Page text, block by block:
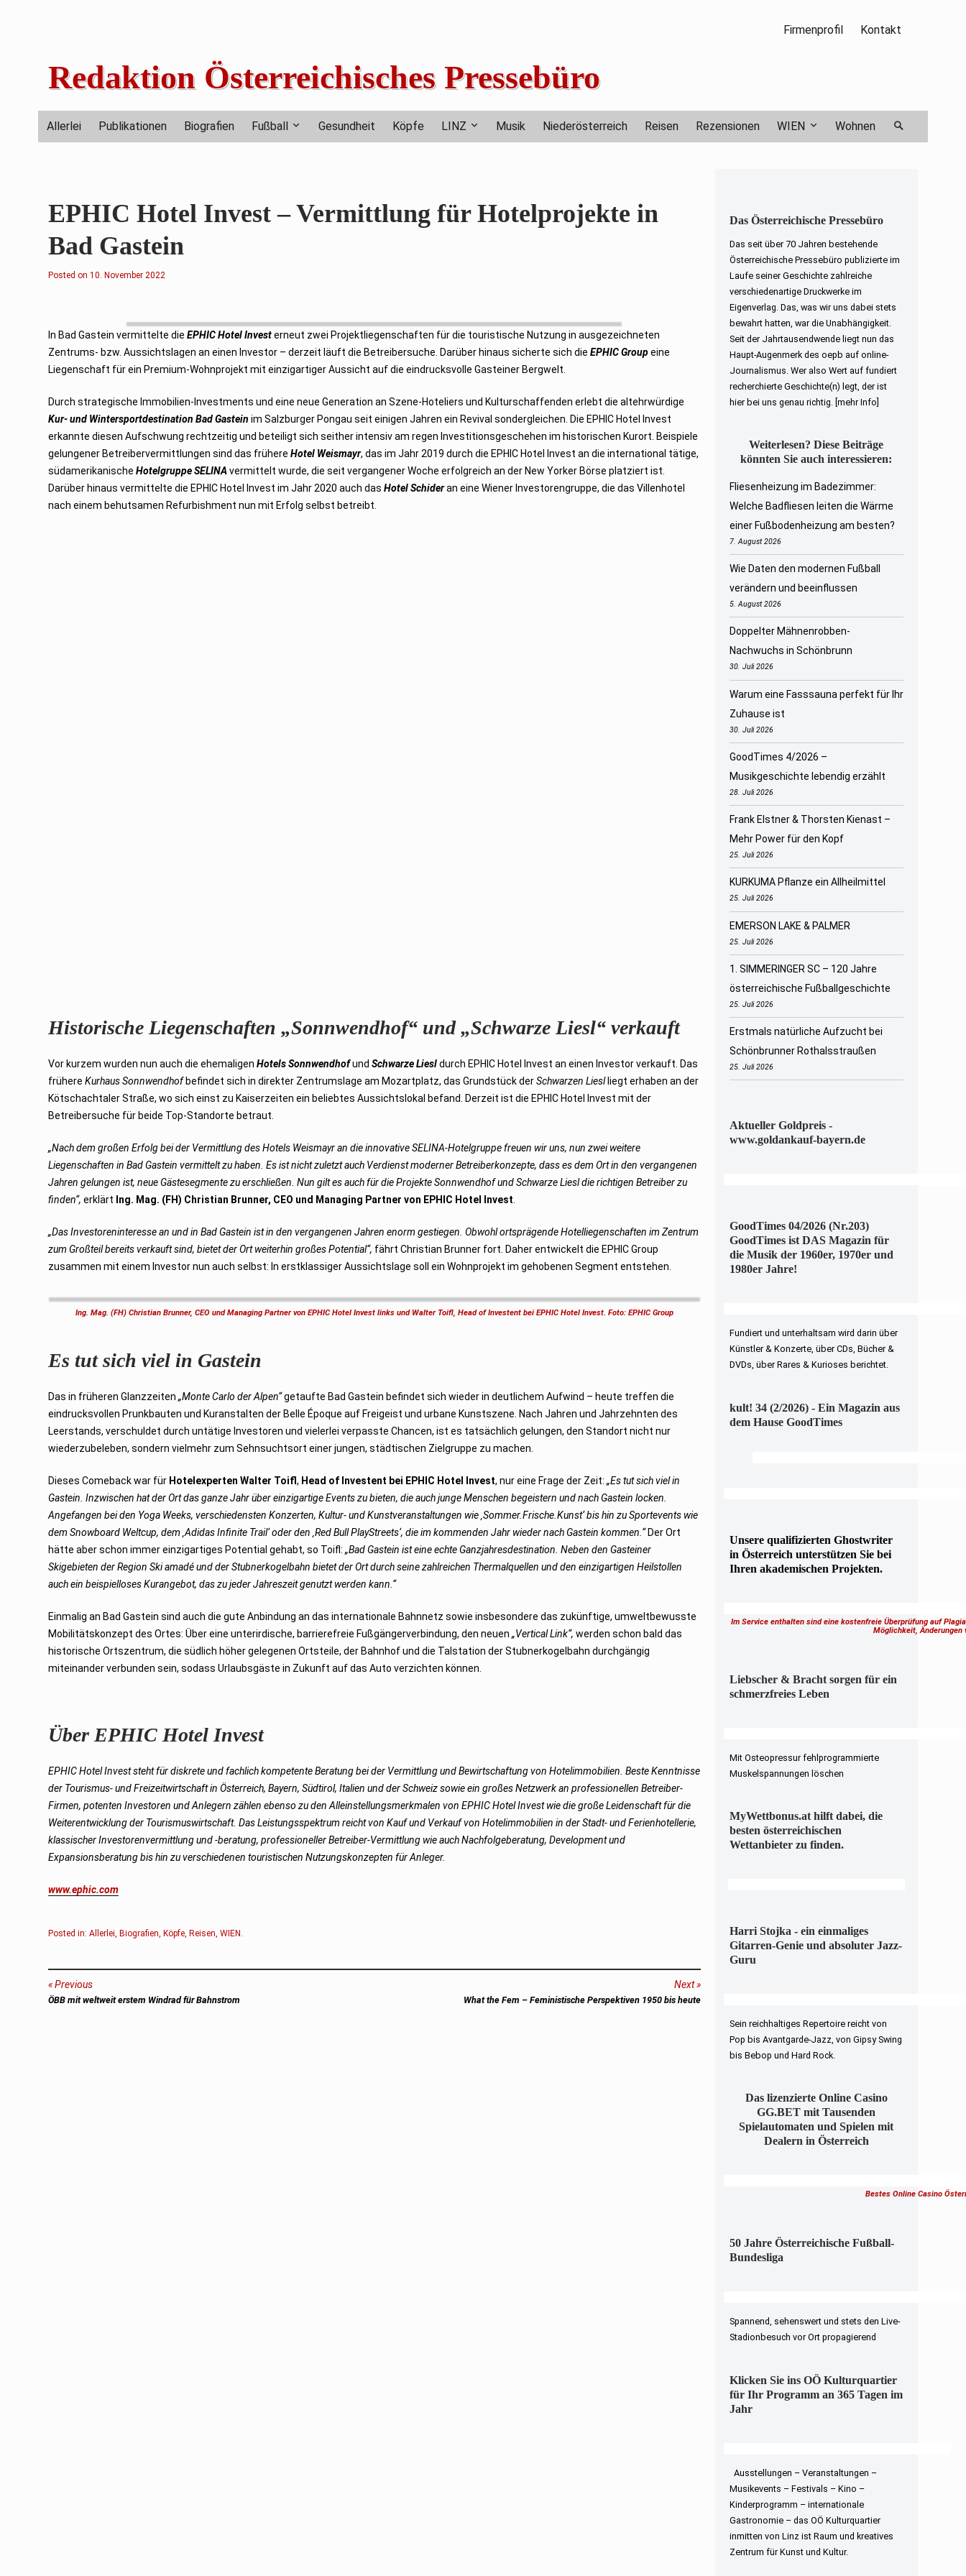
Firmenprofil Kontakt
Redaktion Österreichisches Pressebüro
Allerlei Publikationen Biografien Fußball Gesundheit Köpfe LINZ Musik Niederösterreich Reisen Rezensionen WIEN Wohnen
EPHIC Hotel Invest – Vermittlung für Hotelprojekte in
Bad Gastein
Posted on1
e
m
b
e
r
2
10. November 2022
In Bad Gastein vermittelte dieEPHIC Hotel Investerneut zwei Projektliegenschaften für die touristische Nutzung in ausgezeichneten
Zentrums- bzw. Aussichtslagen an einen Investor – derzeit läuft die Betreibersuche. Darüber hinaus sicherte sich dieEPHIC Groupeine
Liegenschaft für ein Premium-Wohnprojekt mit einzigartiger Aussicht auf die eindrucksvolle Gasteiner Bergwelt.
Durch strategische Immobilien-Investments und eine neue Generation an Szene-Hoteliers und Kulturschaffenden erlebt die altehrwürdige
Kur- und Wintersportdestination Bad Gastein im Salzburger Pongau seit einigen Jahren ein Revival sondergleichen. Die EPHIC Hotel Invest
erkannte diesen Aufschwung rechtzeitig und beteiligt sich seither intensiv am regen Investitionsgeschehen im historischen Kurort. Beispiele
gelungener Betreibervermittlungen sind das frühereHotel Weismayr, das im Jahr 2019 durch die EPHIC Hotel Invest an die international tätige,
südamerikanischeHotelgruppe SELINAvermittelt wurde, die seit vergangener Woche erfolgreich an der New Yorker Börse platziert ist.
Darüber hinaus vermittelte die EPHIC Hotel Invest im Jahr 2020 auch dasHotel Schideran eine Wiener Investorengruppe, die das Villenhotel
nach einem behutsamen Refurbishment nun mit Erfolg selbst betreibt.
Historische Liegenschaften „Sonnwendhof“ und „Schwarze Liesl“ verkauft
Vor kurzem wurden nun auch die ehemaligenHotels SonnwendhofundSchwarze Liesldurch EPHIC Hotel Invest an einen Investor verkauft. Das
frühereKurhaus Sonnwendhofbefindet sich in direkter Zentrumslage am Mozartplatz, das Grundstück derSchwarzen Lieslliegt erhaben an der
Kötschachtaler Straße, wo sich einst zu Kaiserzeiten ein beliebtes Aussichtslokal befand. Derzeit ist die EPHIC Hotel Invest mit der
Betreibersuche für beide Top-Standorte betraut.
„Nach dem großen Erfolg bei der Vermittlung des Hotels Weismayr an die innovative SELINA-Hotelgruppe freuen wir uns, nun zwei weitere
Liegenschaften in Bad Gastein vermittelt zu haben. Es ist nicht zuletzt auch Verdienst moderner Betreiberkonzepte, dass es dem Ort in den vergangenen
Jahren gelungen ist, neue Gästesegmente zu erschließen. Nun gilt es auch für die Projekte Sonnwendhof und Schwarze Liesl die richtigen Betreiber zu
finden“, erklärt Ing. Mag. (FH) Christian Brunner, CEO und Managing Partner von EPHIC Hotel Invest.
„Das Investoreninteresse an und in Bad Gastein ist in den vergangenen Jahren enorm gestiegen. Obwohl ortsprägende Hotelliegenschaften im Zentrum
zum Großteil bereits verkauft sind, bietet der Ort weiterhin großes Potential“, fährt Christian Brunner fort. Daher entwickelt die EPHIC Group
zusammen mit einem Investor nun auch selbst: In erstklassiger Aussichtslage soll ein Wohnprojekt im gehobenen Segment entstehen.
Ing. Mag. (FH) Christian Brunner, CEO und Managing Partner von EPHIC Hotel Invest links und Walter Toifl, Head of Investent bei EPHIC Hotel Invest. Foto: EPHIC Group
Es tut sich viel in Gastein
Das in früheren Glanzzeiten„Monte Carlo der Alpen“getaufte Bad Gastein befindet sich wieder in deutlichem Aufwind – heute treffen die
eindrucksvollen Prunkbauten und Kuranstalten der Belle Époque auf Freigeist und urbane Kunstszene. Nach Jahren und Jahrzehnten des
Leerstands, verschuldet durch untätige Investoren und vielerlei verpasste Chancen, ist es tatsächlich gelungen, den Standort nicht nur
wiederzubeleben, sondern vielmehr zum Sehnsuchtsort einer jungen, städtischen Zielgruppe zu machen.
Dieses Comeback war für Hotelexperten Walter Toifl, Head of Investent bei EPHIC Hotel Invest, nur eine Frage der Zeit:„Es tut sich viel in
Gastein. Inzwischen hat der Ort das ganze Jahr über einzigartige Events zu bieten, die auch junge Menschen begeistern und nach Gastein locken.
Angefangen bei den Yoga Weeks, verschiedensten Konzerten, Kultur- und Kunstveranstaltungen wie ‚Sommer.Frische.Kunst‘ bis hin zu Sportevents wie
dem Snowboard Weltcup, dem ‚Adidas Infinite Trail‘ oder den ‚Red Bull PlayStreets‘, die im kommenden Jahr wieder nach Gastein kommen.“Der Ort
hätte aber schon immer einzigartiges Potential gehabt, so Toifl:„Bad Gastein ist eine echte Ganzjahresdestination. Neben den Gasteiner
Skigebieten der Region Ski amadé und der Stubnerkogelbahn bietet der Ort durch seine zahlreichen Thermalquellen und den einzigartigen Heilstollen
auch ein beispielloses Kurangebot, das zu jeder Jahreszeit genutzt werden kann.“
Einmalig an Bad Gastein sind auch die gute Anbindung an das internationale Bahnnetz sowie insbesondere das zukünftige, umweltbewusste
Mobilitätskonzept des Ortes: Über eine unterirdische, barrierefreie Fußgängerverbindung, den neuen„Vertical Link“, werden schon bald das
historische Ortszentrum, die südlich höher gelegenen Ortsteile, der Bahnhof und die Talstation der Stubnerkogelbahn durchgängig
miteinander verbunden sein, sodass Urlaubsgäste in Zukunft auf das Auto verzichten können.
Über EPHIC Hotel Invest
EPHIC Hotel Invest steht für diskrete und fachlich kompetente Beratung bei der Vermittlung und Bewirtschaftung von Hotelimmobilien. Beste Kenntnisse
der Tourismus- und Freizeitwirtschaft in Österreich, Bayern, Südtirol, Italien und der Schweiz sowie ein großes Netzwerk an professionellen Betreiber-
Firmen, potenten Investoren und Anlegern zählen ebenso zu den Alleinstellungsmerkmalen von EPHIC Hotel Invest wie die große Leidenschaft für die
Weiterentwicklung der Tourismuswirtschaft. Das Leistungsspektrum reicht von Kauf und Verkauf von Hotelimmobilien in der Stadt- und Ferienhotellerie,
klassischer Investorenvermittlung und -beratung, professioneller Betreiber-Vermittlung wie auch Nachfolgeberatung, Development und
Expansionsberatung bis hin zu verschiedenen touristischen Nutzungskonzepten für Anleger.
www.ephic.com
Posted in:Allerlei, Biografien, Köpfe, Reisen,WIEN .
Beitragsnavigation
Previous
Previous
ÖBB mit weltweit erstem Windrad für Bahnstrom
Next
Next
What the Fem – Feministische Perspektiven 1950 bis heute
Das Österreichische Pressebüro
Das seit über 70 Jahren bestehende
Österreichische Pressebüro publizierte im
Laufe seiner Geschichte zahlreiche
verschiedenartige Druckwerke im
Eigenverlag. Das, was wir uns dabei stets
bewahrt hatten, war die Unabhängigkeit.
Seit der Jahrtausendwende liegt nun das
Haupt-Augenmerk des oepb auf online-
Journalismus. Wer also Wert auf fundiert
recherchierte Geschichte(n) legt, der ist
hier bei uns genau richtig. [mehr Info]
Weiterlesen? Diese Beiträge
könnten Sie auch interessieren:
Fliesenheizung im Badezimmer:
Welche Badfliesen leiten die Wärme
einer Fußbodenheizung am besten?
7. August 2026
Wie Daten den modernen Fußball
verändern und beeinflussen
5. August 2026
Doppelter Mähnenrobben-
Nachwuchs in Schönbrunn
30. Juli 2026
Warum eine Fasssauna perfekt für Ihr
Zuhause ist
30. Juli 2026
GoodTimes 4/2026 –
Musikgeschichte lebendig erzählt
28. Juli 2026
Frank Elstner & Thorsten Kienast –
Mehr Power für den Kopf
25. Juli 2026
KURKUMA Pflanze ein Allheilmittel
25. Juli 2026
EMERSON LAKE & PALMER
25. Juli 2026
1. SIMMERINGER SC – 120 Jahre
österreichische Fußballgeschichte
25. Juli 2026
Erstmals natürliche Aufzucht bei
Schönbrunner Rothalsstraußen
25. Juli 2026
Aktueller Goldpreis -
www.goldankauf-bayern.de
GoodTimes 04/2026 (Nr.203)
GoodTimes ist DAS Magazin für
die Musik der 1960er, 1970er und
1980er Jahre!
Fundiert und unterhaltsam wird darin über
Künstler & Konzerte, über CDs, Bücher &
DVDs, über Rares & Kurioses berichtet.
kult! 34 (2/2026) - Ein Magazin aus
dem Hause GoodTimes
Unsere qualifizierten Ghostwriter
in Österreich unterstützen Sie bei
Ihren akademischen Projekten.
Im Service enthalten sind eine kostenfreie Überprüfung auf
Möglichkeit,
Liebscher & Bracht sorgen für ein
schmerzfreies Leben
Mit Osteopressur fehlprogrammierte
Muskelspannungen löschen
MyWettbonus.at hilft dabei, die
besten österreichischen
Wettanbieter zu finden.
Harri Stojka - ein einmaliges
Gitarren-Genie und absoluter Jazz-
Guru
Sein reichhaltiges Repertoire reicht von
Pop bis Avantgarde-Jazz, von Gipsy Swing
bis Bebop und Hard Rock.
Das lizenzierte Online Casino
GG.BET mit Tausenden
Spielautomaten und Spielen mit
Dealern in Österreich
Bestes Online Casino
50 Jahre Österreichische Fußball-
Bundesliga
Spannend, sehenswert und stets den Live-
Stadionbesuch vor Ort propagierend
Klicken Sie ins OÖ Kulturquartier
für Ihr Programm an 365 Tagen im
Jahr
Ausstellungen – Veranstaltungen –
Musikevents – Festivals – Kino –
Kinderprogramm – internationale
Gastronomie – das OÖ Kulturquartier
inmitten von Linz ist Raum und kreatives
Zentrum für Kunst und Kultur.